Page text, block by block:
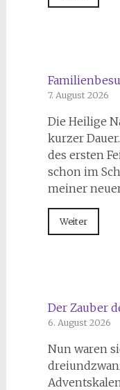
7. August 2026
Die Heilige
kurzer
des ersten
schon im
meiner
Weiter
Der Zauber
6. August 2026
Nun waren